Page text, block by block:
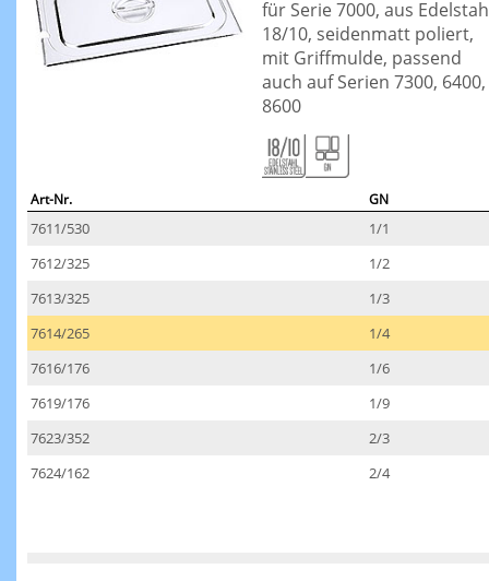
für Serie 7000, aus
18/10, seidenmatt poliert,
mit Griffmulde, passend
auch auf Serien 7300, 6400,
8600
Art-Nr. GN
7611/530
1/1
7612/325
1/2
7613/325
1/3
7614/265
1/4
7616/176
1/6
7619/176
1/9
7623/352
2/3
7624/162
2/4